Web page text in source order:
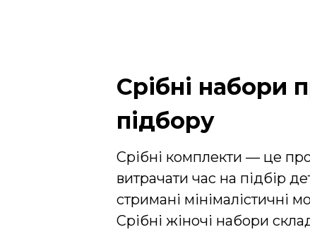
Срібні набори
підбору
Срібні комплекти — це
витрачати час на підбір
стримані мінімалістичні
Срібні жіночі набори